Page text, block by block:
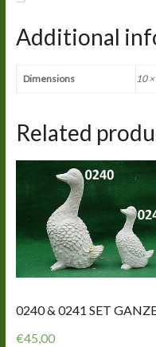
Additional
Dimensions 10
Related
0240 & 0241 SET
€45,00